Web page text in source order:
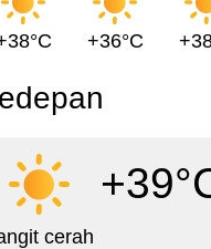
+36°C
cerah